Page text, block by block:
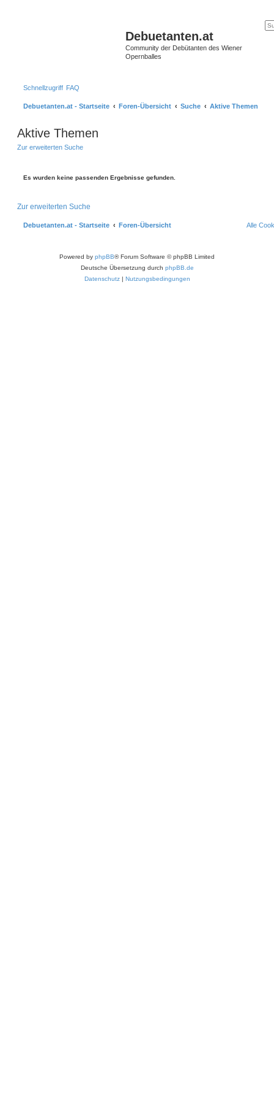
Debuetanten.at
Community der Debütanten des Wiener
Opernballes
Schnellzugriff FAQ
Debuetanten.at - Startseite Foren-Übersicht Suche Aktive Themen
Aktive Themen
Zur erweiterten Suche
Es wurden keine passenden Ergebnisse gefunden.
Zur erweiterten Suche
Debuetanten.at - Startseite Foren-Übersicht Alle
Powered by phpBB® Forum Software © phpBB Limited
Deutsche Übersetzung durch phpBB.de
Datenschutz| Nutzungsbedingungen